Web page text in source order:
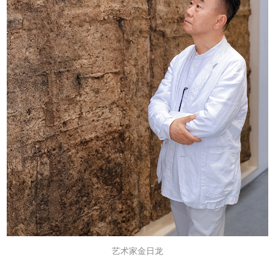
艺术家金日龙